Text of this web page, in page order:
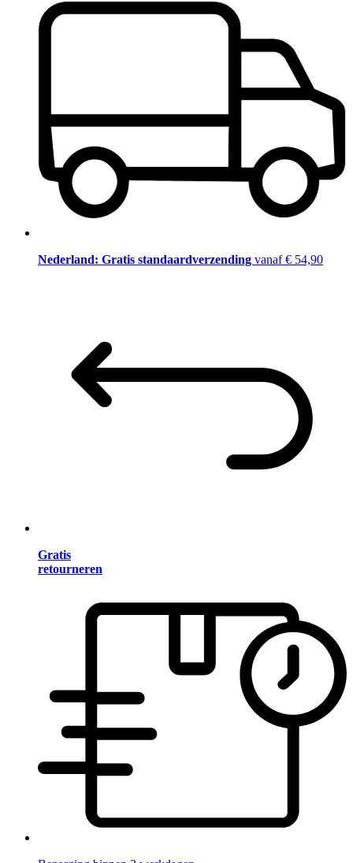
Nederland: Gratis standaardverzending vanaf € 54,90
Gratis
retourneren